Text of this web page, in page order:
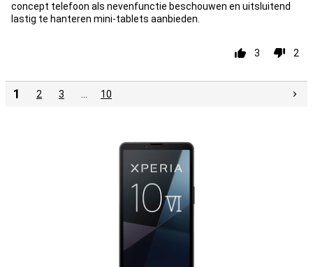
concept telefoon als nevenfunctie beschouwen en uitsluitend
lastig te hanteren mini-tablets aanbieden.
3 2
1 2 3 10